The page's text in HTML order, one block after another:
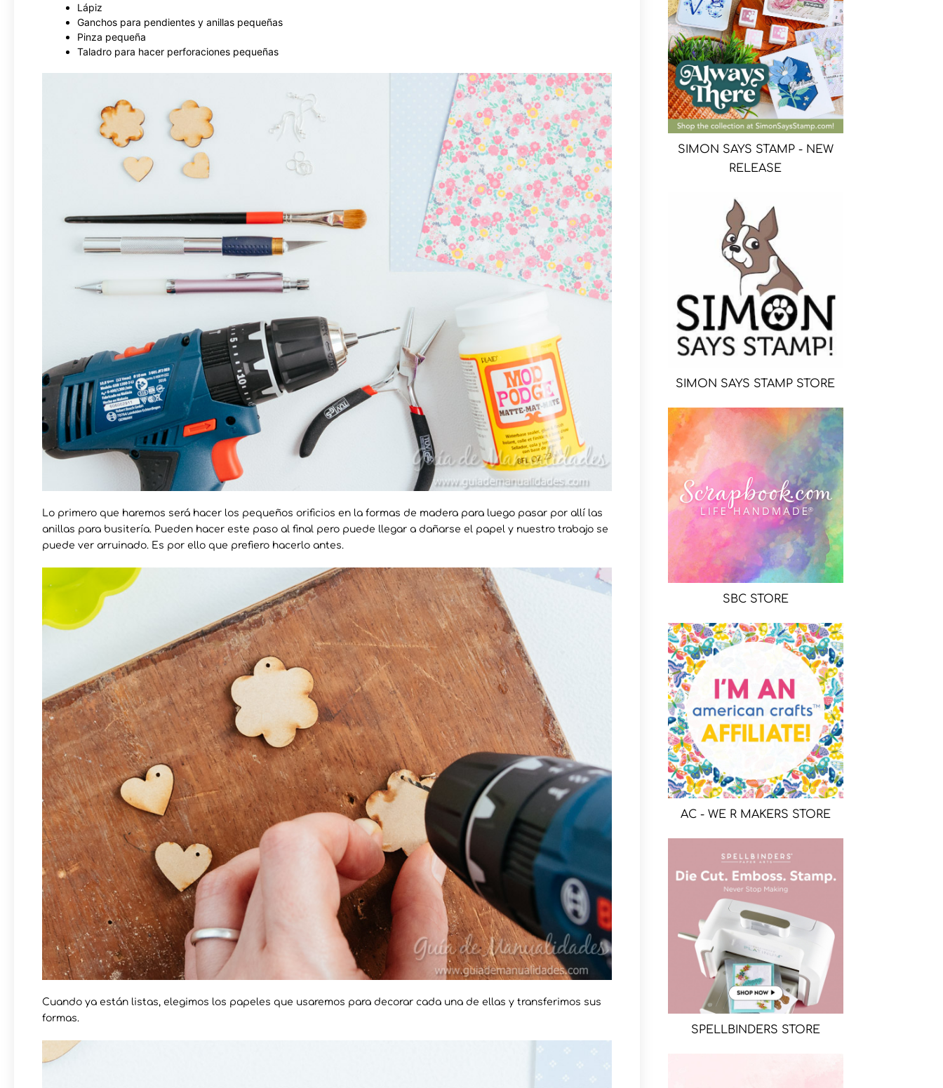
Lápiz
Ganchos para pendientes y anillas pequeñas
Pinza pequeña
Taladro para hacer perforaciones pequeñas
Lo primero que haremos será hacer los pequeños orificios en la formas de madera para luego pasar por allí las
anillas para busitería. Pueden hacer este paso al final pero puede llegar a dañarse el papel y nuestro trabajo se
puede ver arruinado. Es por ello que prefiero hacerlo antes.
Cuando ya están listas, elegimos los papeles que usaremos para decorar cada una de ellas y transferimos sus
formas.
SIMON SAYS STAMP - NEW
RELEASE
SIMON SAYS STAMP STORE
SBC STORE
AC - WE R MAKERS STORE
SPELLBINDERS STORE